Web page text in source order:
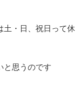
土・日、祝日って休
と思うのです